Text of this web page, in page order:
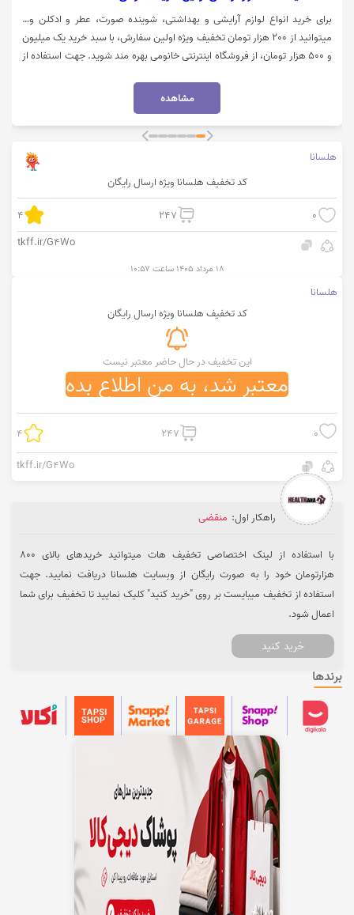
برای خرید انواع لوازم آرایشی و بهداشتی، شوینده صورت، عطر و ادکلن و…
میتوانید از 200 هزار تومان تخفیف ویژه اولین سفارش، با سبد خرید یک میلیون
و 500 هزار تومان، از فروشگاه اینترنتی خانومی بهره مند شوید. جهت استفاده از
مشاهده
هلسانا
کد تخفیف هلسانا ویژه ارسال رایگان
0
247
4
tkff.ir/G4Wo
۱۸ مرداد ۱۴۰۵ ساعت ۱۰:۵۷
هلسانا
کد تخفیف هلسانا ویژه ارسال رایگان
این تخفیف در حال حاضر معتبر نیست
معتبر شد، به من اطلاع بده
0
247
4
tkff.ir/G4Wo
راهکار اول: منقضی
با استفاده از لینک اختصاصی تخفیف هات میتوانید خریدهای بالای 800
هزارتومان خود را به صورت رایگان از وبسایت هلسانا دریافت نمایید. جهت
استفاده از تخفیف میبایست بر روی "خرید کنید" کلیک نمایید تا تخفیف برای شما
اعمال شود.
خرید کنید
برندها